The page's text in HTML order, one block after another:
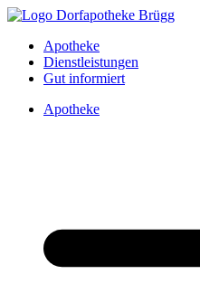
Apotheke
Dienstleistungen
Gut informiert
Apotheke